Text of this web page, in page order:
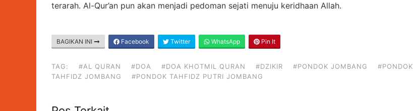
terarah. Al-Qur’an pun akan menjadi pedoman sejati menuju keridhaan Allah.
BAGIKAN INI Facebook Twitter WhatsApp Pin It
TAG: #AL QURAN #DOA #DOA KHOTMIL QURAN #DZIKIR #PONDOK JOMBANG
#PONDOK
TAHFIDZ JOMBANG
#PONDOK TAHFIDZ PUTRI JOMBANG